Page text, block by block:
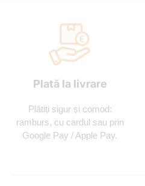
Plată la livrare
Plătiți sigur și comod:
ramburs, cu cardul sau prin
Google Pay / Apple Pay.